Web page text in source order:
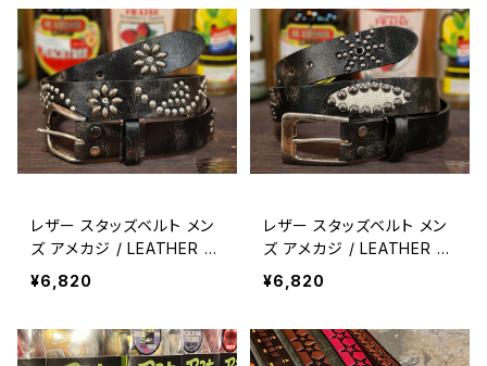
レザー スタッズベルト メン
ズ アメカジ / LEATHER S
TUDS BELT mens belt a
merican casual 【G124】
¥6,820
レザー スタッズベルト メン
ズ アメカジ / LEATHER S
TUDS BELT mens belt a
merican casual 【G123】
¥6,820